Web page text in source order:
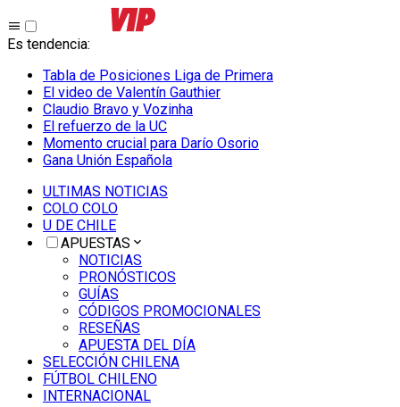
Es tendencia:
Tabla de Posiciones Liga de Primera
El video de Valentín Gauthier
Claudio Bravo y Vozinha
El refuerzo de la UC
Momento crucial para Darío Osorio
Gana Unión Española
ULTIMAS NOTICIAS
COLO COLO
U DE CHILE
APUESTAS
NOTICIAS
PRONÓSTICOS
GUÍAS
CÓDIGOS PROMOCIONALES
RESEÑAS
APUESTA DEL DÍA
SELECCIÓN CHILENA
FÚTBOL CHILENO
INTERNACIONAL